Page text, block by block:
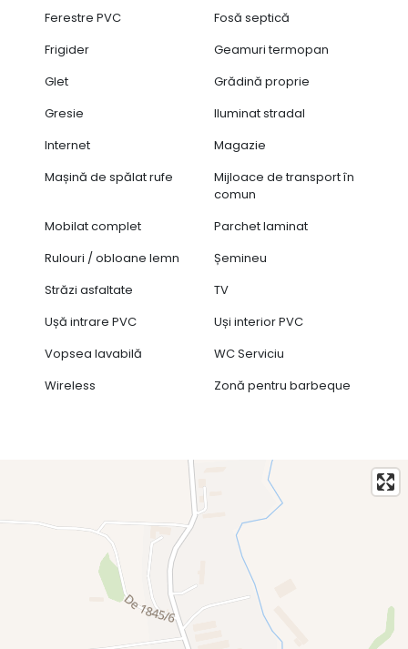
Ferestre PVC
Fosă septică
Frigider
Geamuri termopan
Glet
Grădină proprie
Gresie
Iluminat stradal
Internet
Magazie
Mașină de spălat rufe
Mijloace de transport în
comun
Mobilat complet
Parchet laminat
Rulouri / obloane lemn
Șemineu
Străzi asfaltate
TV
Ușă intrare PVC
Uși interior PVC
Vopsea lavabilă
WC Serviciu
Wireless
Zonă pentru barbeque